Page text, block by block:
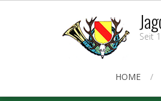
Seit
HOME